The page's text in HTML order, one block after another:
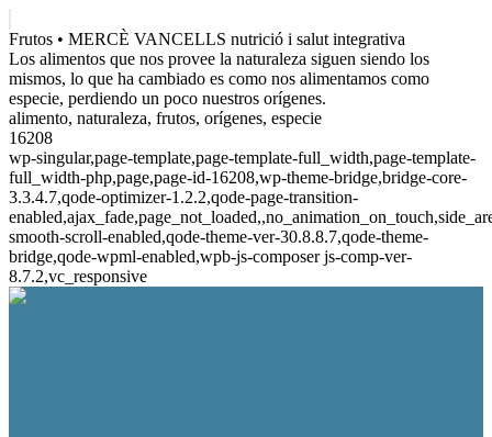
Frutos • MERCÈ VANCELLS nutrició i salut integrativa
Los alimentos que nos provee la naturaleza siguen siendo los
mismos, lo que ha cambiado es como nos alimentamos como
especie, perdiendo un poco nuestros orígenes.
alimento, naturaleza, frutos, orígenes, especie
16208
wp-singular,page-template,page-template-full_width,page-template-
full_width-php,page,page-id-16208,wp-theme-bridge,bridge-core-
3.3.4.7,qode-optimizer-1.2.2,qode-page-transition-
smooth-scroll-enabled,qode-theme-ver-30.8.8.7,qode-theme-
bridge,qode-wpml-enabled,wpb-js-composer js-comp-ver-
8.7.2,vc_responsive